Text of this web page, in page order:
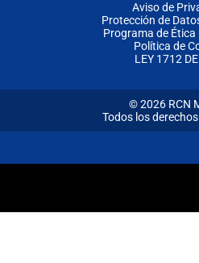
Aviso de
Protección de
Programa de Ética
Política de
LEY 1712
© 2026 RCN
Todos los